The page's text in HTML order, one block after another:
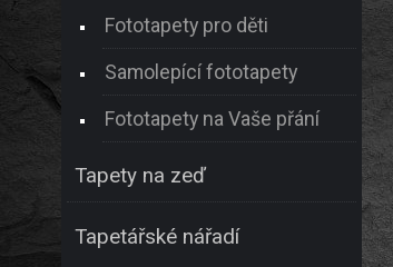
Fototapety pro děti
Samolepící fototapety
Fototapety na Vaše přání
Tapety na zeď
Tapetářské nářadí